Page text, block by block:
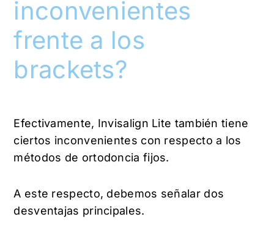
inconvenientes
frente a los
brackets?
Efectivamente, Invisalign Lite también tiene
ciertos inconvenientes con respecto a los
métodos de ortodoncia fijos.
A este respecto, debemos señalar dos
desventajas principales.